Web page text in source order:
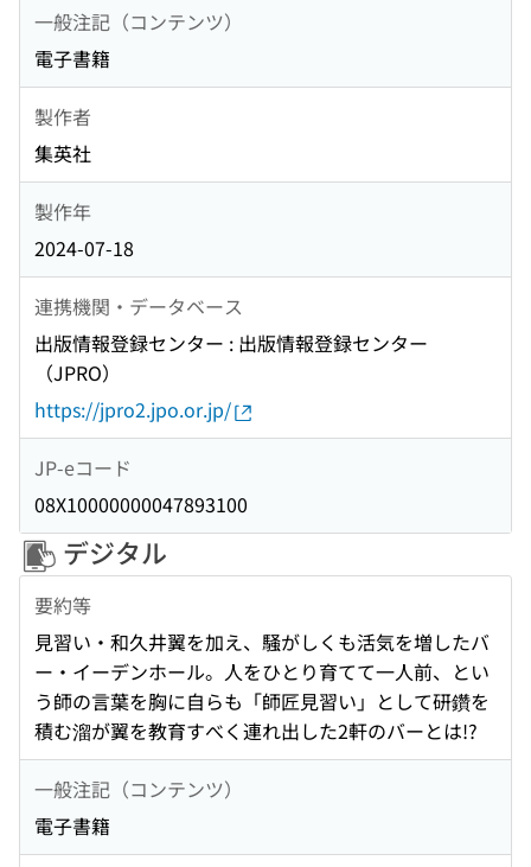
一般注記（コンテンツ）
電子書籍
製作者
集英社
製作年
2024-07-18
連携機関・データベース
出版情報登録センター : 出版情報登録センター
（JPRO）
https://jpro2.jpo.or.jp/
JP-eコード
08X10000000047893100
デジタル
要約等
見習い・和久井翼を加え、騒がしくも活気を増したバ
ー・イーデンホール。人をひとり育てて一人前、とい
う師の言葉を胸に自らも「師匠見習い」として研鑽を
積む溜が翼を教育すべく連れ出した2軒のバーとは!?
一般注記（コンテンツ）
電子書籍